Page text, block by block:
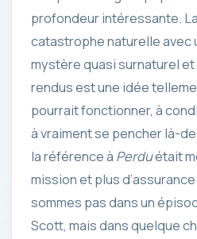
profondeur intéressante.
catastrophe naturelle avec
mystère quasi surnaturel
rendus est une idée
pourrait fonctionner, à
à vraiment se pencher là-
la référence à Perduétait
mission et plus
sommes pas dans un
Scott, mais dans quelque